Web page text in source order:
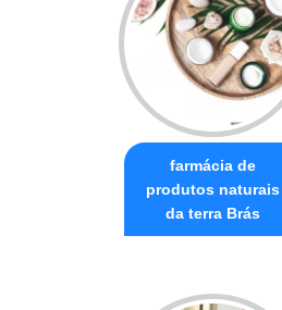
farmácia de
produtos naturais
da terra Brás